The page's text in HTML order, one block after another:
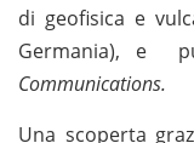
di geofisica e
Germania), e
Communications.
Una scoperta